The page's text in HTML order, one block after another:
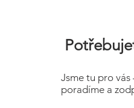
Jsme tu pro
poradíme a